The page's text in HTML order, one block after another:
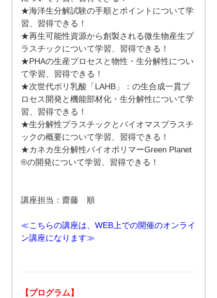
★海洋生分解試験の手順とポイントについて学
習、習得できる！
★再生可能性資源から創製される微生物産生プ
ラスチックについて学習、習得できる！
★PHAの生産プロセスと物性・生分解性につい
て学習、習得できる！
★次世代ポリ乳酸「LAHB」：の生合成一貫プ
ロセス開発と機能部材化・生分解性について学
習、習得できる！
★生分解性プラスチックとバイオマスプラスチ
ックの概要について学習、習得できる！
★カネカ生分解性バイオポリマーGreen Planet
®の開発について学習、習得できる！
講座担当：齋藤 順
≪こちらの講座は、WEB上での開催のオンライ
ン講座になります≫
【プログラム】